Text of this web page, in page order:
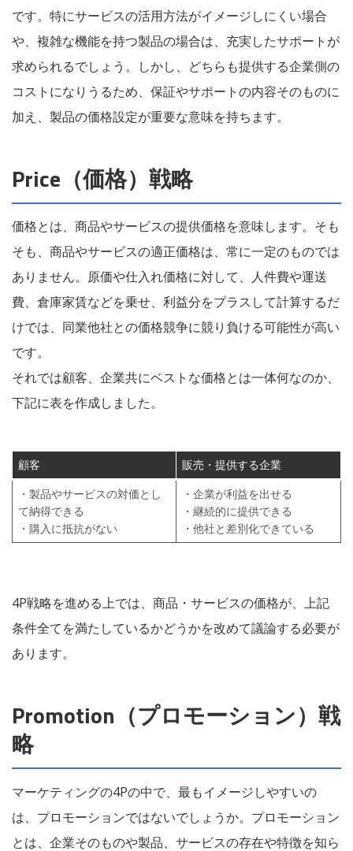
です。特にサービスの活用方法がイメージしにくい場合
や、複雑な機能を持つ製品の場合は、充実したサポートが
求められるでしょう。しかし、どちらも提供する企業側の
コストになりうるため、保証やサポートの内容そのものに
加え、製品の価格設定が重要な意味を持ちます。
Price（価格）戦略
価格とは、商品やサービスの提供価格を意味します。そも
そも、商品やサービスの適正価格は、常に一定のものでは
ありません。原価や仕入れ価格に対して、人件費や運送
費、倉庫家賃などを乗せ、利益分をプラスして計算するだ
けでは、同業他社との価格競争に競り負ける可能性が高い
です。
それでは顧客、企業共にベストな価格とは一体何なのか、
下記に表を作成しました。
顧客 販売・提供する企業
・製品やサービスの対価とし
て納得できる
・購入に抵抗がない
・企業が利益を出せる
・継続的に提供できる
・他社と差別化できている
4P戦略を進める上では、商品・サービスの価格が、上記
条件全てを満たしているかどうかを改めて議論する必要が
あります。
Promotion（プロモーション）戦
略
マーケティングの4Pの中で、最もイメージしやすいの
は、プロモーションではないでしょうか。プロモーション
とは、企業そのものや製品、サービスの存在や特徴を知ら